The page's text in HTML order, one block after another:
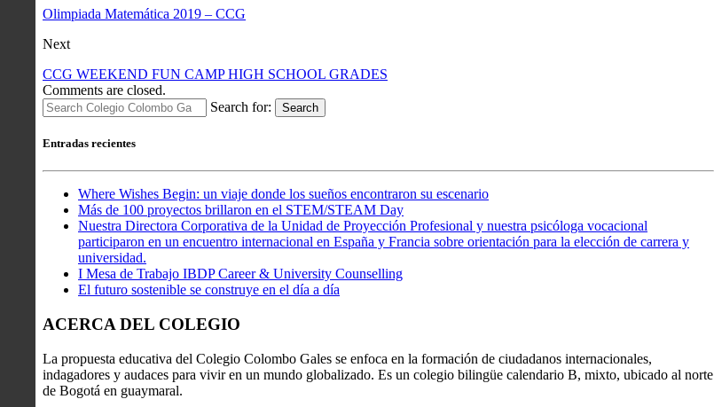
Olimpiada Matemática 2019 – CCG
Next
CCG WEEKEND FUN CAMP HIGH SCHOOL GRADES
Comments are closed.
Search for:
Search
Entradas recientes
Where Wishes Begin: un viaje donde los sueños encontraron su escenario
Más de 100 proyectos brillaron en el STEM/STEAM Day
Nuestra Directora Corporativa de la Unidad de Proyección Profesional y nuestra psicóloga vocacional
participaron en un encuentro internacional en España y Francia sobre orientación para la elección de carrera y
universidad.
I Mesa de Trabajo IBDP Career & University Counselling
El futuro sostenible se construye en el día a día
ACERCA DEL COLEGIO
La propuesta educativa del Colegio Colombo Gales se enfoca en la formación de ciudadanos internacionales,
indagadores y audaces para vivir en un mundo globalizado. Es un colegio bilingüe calendario B, mixto, ubicado al norte
de Bogotá en guaymaral.